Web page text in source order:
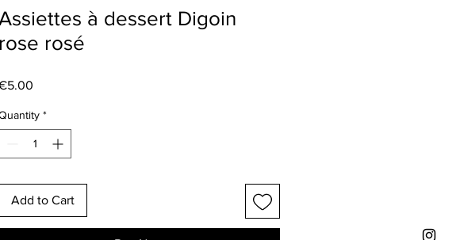
à dessert Digoin
rose rosé
*
Add to Cart